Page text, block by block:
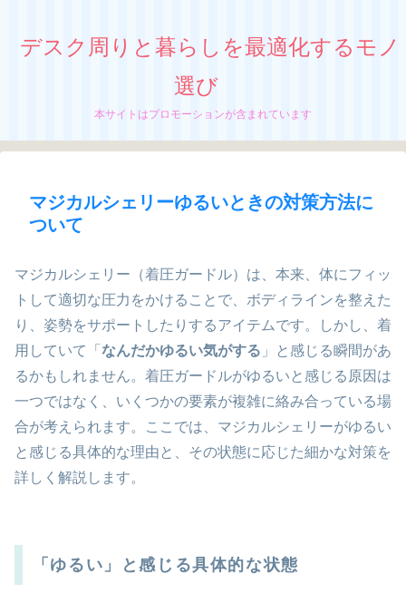
デスク周りと暮らしを最適化するモノ
選び
本サイトはプロモーションが含まれています
マジカルシェリーゆるいときの対策方法に
ついて
マジカルシェリー（着圧ガードル）は、本来、体にフィッ
トして適切な圧力をかけることで、ボディラインを整えた
り、姿勢をサポートしたりするアイテムです。しかし、着
用していて「 なんだかゆるい気がする 」と感じる瞬間があ
るかもしれません。着圧ガードルがゆるいと感じる原因は
一つではなく、いくつかの要素が複雑に絡み合っている場
合が考えられます。ここでは、マジカルシェリーがゆるい
と感じる具体的な理由と、その状態に応じた細かな対策を
詳しく解説します。
「ゆるい」と感じる具体的な状態